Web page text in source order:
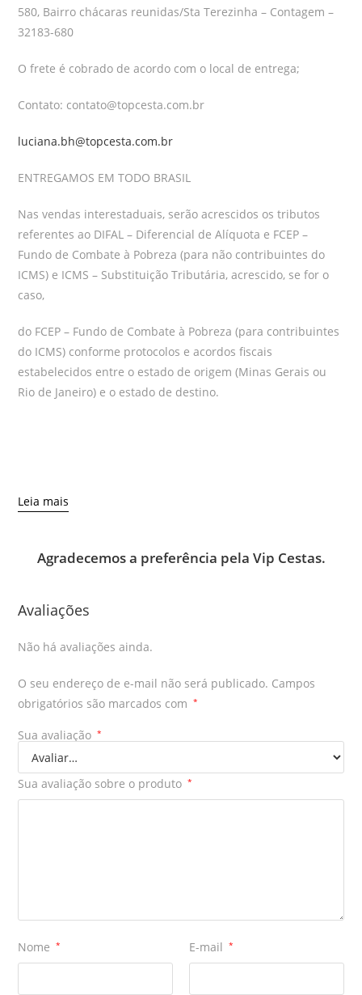
580, Bairro chácaras reunidas/Sta Terezinha – Contagem –
32183-680
O frete é cobrado de acordo com o local de entrega;
Contato: contato@topcesta.com.br
luciana.bh@topcesta.com.br
ENTREGAMOS EM TODO BRASIL
Nas vendas interestaduais, serão acrescidos os tributos
referentes ao DIFAL – Diferencial de Alíquota e FCEP –
Fundo de Combate à Pobreza (para não contribuintes do
ICMS) e ICMS – Substituição Tributária, acrescido, se for o
caso,
do FCEP – Fundo de Combate à Pobreza (para contribuintes
do ICMS) conforme protocolos e acordos fiscais
estabelecidos entre o estado de origem (Minas Gerais ou
Rio de Janeiro) e o estado de destino.
Leia mais
Agradecemos a preferência pela Vip Cestas.
Avaliações
Não há avaliações ainda.
O seu endereço de e-mail não será publicado. Campos
obrigatórios são marcados com
*
Sua avaliação *
Sua avaliação sobre o produto *
Nome * E-mail *